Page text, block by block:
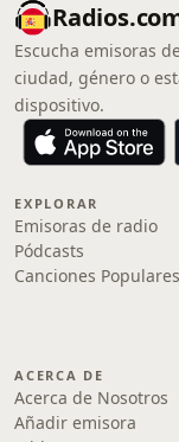
Escucha emisoras
ciudad, género o
dispositivo.
EXPLORAR
Emisoras de radio
Pódcasts
Canciones Populares
ACERCA DE
Acerca de Nosotros
Añadir emisora